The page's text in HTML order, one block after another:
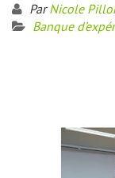
ParNicole
Banque